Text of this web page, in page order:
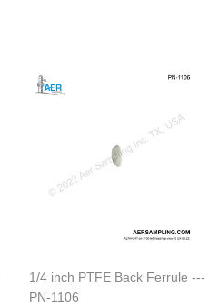
1/4 inch PTFE Back Ferrule ---
PN-1106